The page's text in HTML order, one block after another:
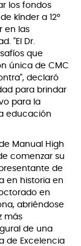
los fondos
kínder a 12°
en las
"El Dr.
que
única de CMC
declaró
para brindar
para la
educación
Manual High
comenzar su
de
en historia en
en
abriéndose
más
de una
de Excelencia